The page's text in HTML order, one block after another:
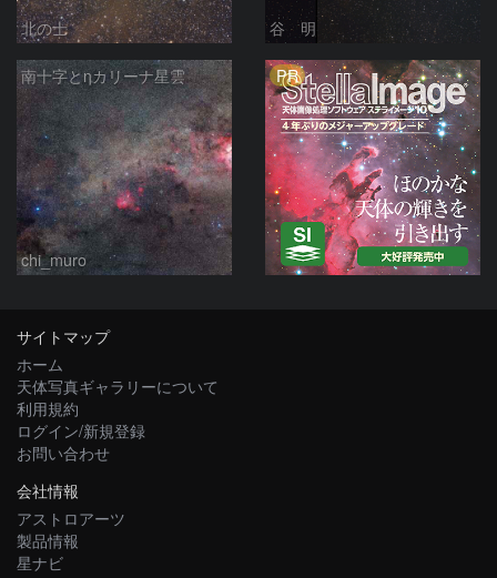
北の士 谷 明
南十字とηカリーナ星雲
chi_muro
PR
サイトマップ
ホーム
天体写真ギャラリーについて
利用規約
ログイン/新規登録
お問い合わせ
会社情報
アストロアーツ
製品情報
星ナビ